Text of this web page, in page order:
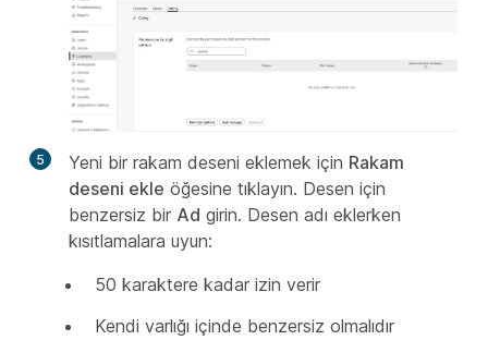
5 Yeni bir rakam deseni eklemek için Rakam
deseni ekle öğesine tıklayın. Desen için
benzersiz bir Ad girin. Desen adı eklerken
kısıtlamalara uyun:
50 karaktere kadar izin verir
Kendi varlığı içinde benzersiz olmalıdır